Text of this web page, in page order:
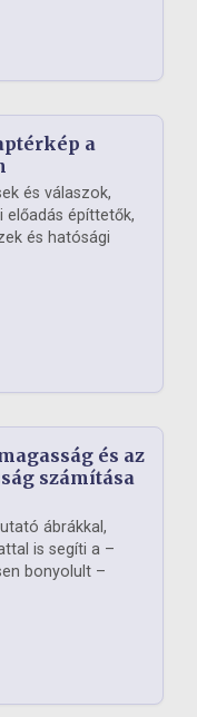
a
és válaszok,
előadás építtetők,
és hatósági
és az
számítása
ábrákkal,
is segíti a –
bonyolult –